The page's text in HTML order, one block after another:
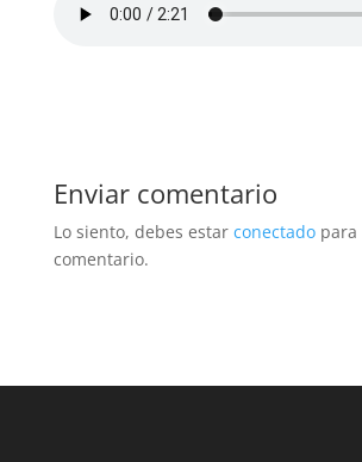
Enviar comentario
Lo siento, debes estar conectadopara
comentario.